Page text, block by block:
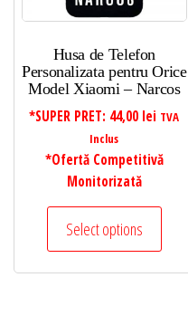
Husa de Telefon
Personalizata pentru Orice
Model Xiaomi – Narcos
*SUPER PRET: 44,00 lei TVA
Inclus
*Ofertă Competitivă
Monitorizată
Select options